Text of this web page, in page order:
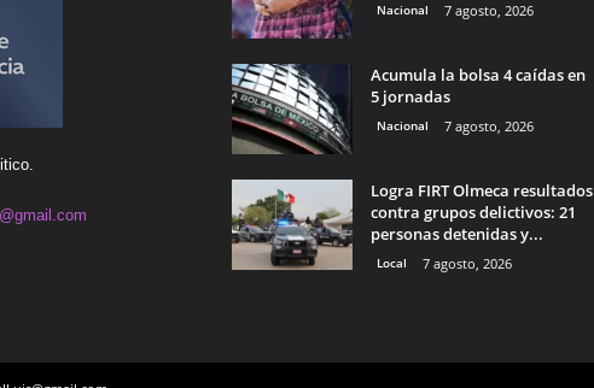
Nacional 7 agosto, 2026
Acumula la bolsa 4 caídas en
5 jornadas
Nacional 7 agosto, 2026
Logra FIRT Olmeca resultados
contra grupos delictivos: 21
personas detenidas y...
Local 7 agosto, 2026